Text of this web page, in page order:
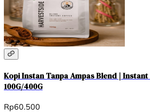
Kopi Instan Tanpa Ampas Blend |
100G/400G
Rp60.500